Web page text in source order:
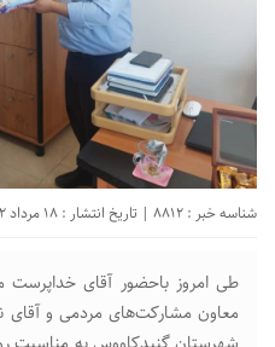
شناسه خبر : 8812 | تاریخ انتشار : 18 مرداد 1402 - 12:55 |
طی امروز باحضور آقای خداپرست
معاون مشارکت‌های مردمی و آقای